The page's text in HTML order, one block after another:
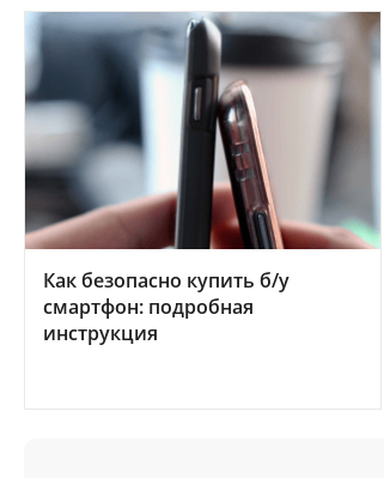
Как безопасно купить б/у
смартфон: подробная
инструкция